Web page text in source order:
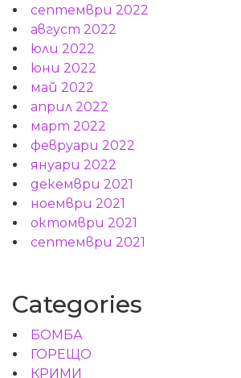
септември 2022
август 2022
юли 2022
юни 2022
май 2022
април 2022
март 2022
февруари 2022
януари 2022
декември 2021
ноември 2021
октомври 2021
септември 2021
Categories
БОМБА
ГОРЕЩО
КРИМИ